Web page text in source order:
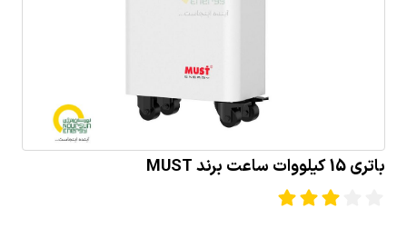
باتری 15 کیلووات ساعت برند MUST